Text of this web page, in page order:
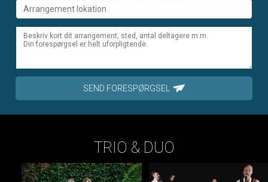
SEND FORESPØRGSEL
TRIO & DUO